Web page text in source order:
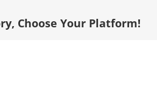
Choose Your Platform!